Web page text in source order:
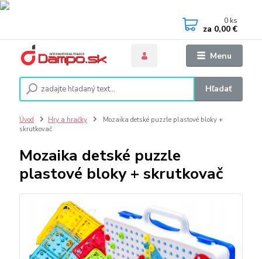
Menu
Hľadať
0 ks
za 0,00 €
Úvod Hry a hračky
Mozaika detské puzzle plastové bloky +
skrutkovač
Mozaika detské puzzle
plastové bloky + skrutkovač